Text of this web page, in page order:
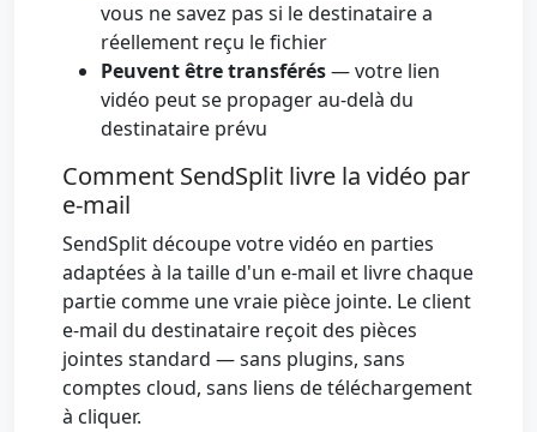
vous ne savez pas si le destinataire a
réellement reçu le fichier
Peuvent être transférés— votre lien
vidéo peut se propager au-delà du
destinataire prévu
Comment SendSplit livre la vidéo par
e-mail
SendSplit découpe votre vidéo en parties
adaptées à la taille d'un e-mail et livre chaque
partie comme une vraie pièce jointe. Le client
e-mail du destinataire reçoit des pièces
jointes standard — sans plugins, sans
comptes cloud, sans liens de téléchargement
à cliquer.